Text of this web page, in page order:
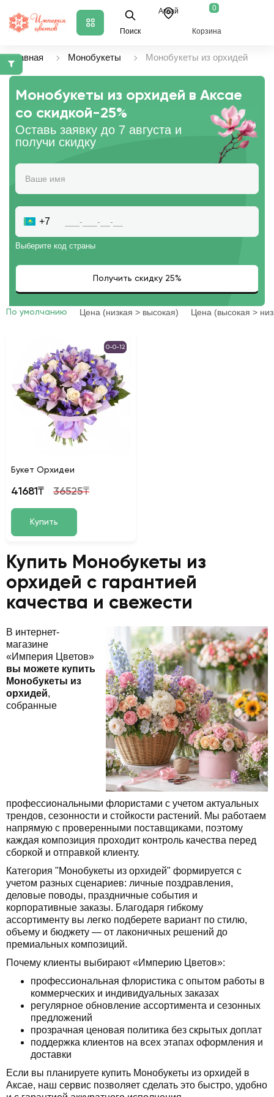
Поиск
Аксай 0
Корзина
Главная Монобукеты Монобукеты из орхидей
Монобукеты из орхидей в Аксае
со скидкой-25%
Оставь заявку до 7 августа и
получи скидку
+7
Выберите код страны
По умолчанию Цена (низкая > высокая) Цена (высокая >
0-0-12
Букет Орхидеи
41681₸ 36525₸
Купить
Купить Монобукеты из
орхидей с гарантией
качества и свежести
В интернет-
магазине
«Империя Цветов»
вы можете купить
Монобукеты из
орхидей,
собранные
профессиональными флористами с учетом актуальных
трендов, сезонности и стойкости растений. Мы работаем
напрямую с проверенными поставщиками, поэтому
каждая композиция проходит контроль качества перед
сборкой и отправкой клиенту.
Категория "Монобукеты из орхидей" формируется с
учетом разных сценариев: личные поздравления,
деловые поводы, праздничные события и
корпоративные заказы. Благодаря гибкому
ассортименту вы легко подберете вариант по стилю,
объему и бюджету — от лаконичных решений до
премиальных композиций.
Почему клиенты выбирают «Империю Цветов»:
профессиональная флористика с опытом работы в
коммерческих и индивидуальных заказах
регулярное обновление ассортимента и сезонных
предложений
прозрачная ценовая политика без скрытых доплат
поддержка клиентов на всех этапах оформления и
доставки
Если вы планируете купить Монобукеты из орхидей в
Аксае, наш сервис позволяет сделать это быстро, удобно